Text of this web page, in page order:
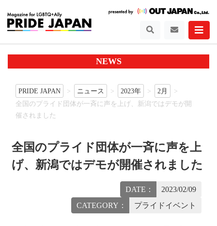
NEWS
PRIDE JAPAN ニュース 2023年
2月
全国のプライド団体が一斉に声を上げ、新潟ではデモが開
催されました
全国のプライド団体が一斉に声を上
げ、新潟ではデモが開催されました
DATE：
2023/02/09
CATEGORY：
プライドイベント